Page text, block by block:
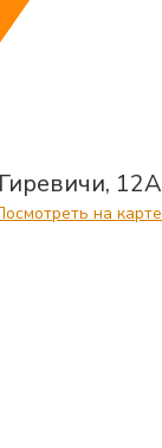
12А
на карте